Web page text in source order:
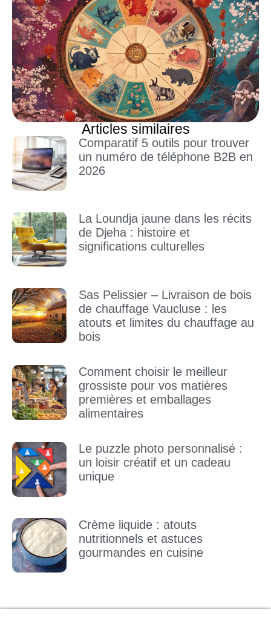
Articles similaires
Comparatif 5 outils pour trouver
un numéro de téléphone B2B en
2026
La Loundja jaune dans les récits
de Djeha : histoire et
significations culturelles
Sas Pelissier – Livraison de bois
de chauffage Vaucluse : les
atouts et limites du chauffage au
bois
Comment choisir le meilleur
grossiste pour vos matières
premières et emballages
alimentaires
Le puzzle photo personnalisé :
un loisir créatif et un cadeau
unique
Crème liquide : atouts
nutritionnels et astuces
gourmandes en cuisine